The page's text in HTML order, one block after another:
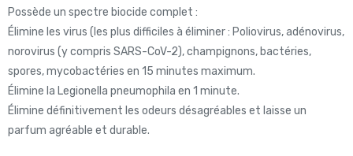
Possède un spectre biocide complet :
Élimine les virus (les plus difficiles à éliminer : Poliovirus, adénovirus,
norovirus (y compris SARS-CoV-2), champignons, bactéries,
spores, mycobactéries en 15 minutes maximum.
Élimine la Legionella pneumophila en 1 minute.
Élimine définitivement les odeurs désagréables et laisse un
parfum agréable et durable.